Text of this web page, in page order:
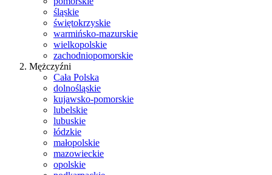
śląskie
świętokrzyskie
warmińsko-mazurskie
wielkopolskie
zachodniopomorskie
Mężczyźni
Cała Polska
dolnośląskie
kujawsko-pomorskie
lubelskie
lubuskie
łódzkie
małopolskie
mazowieckie
opolskie